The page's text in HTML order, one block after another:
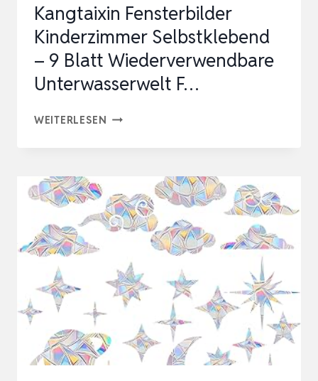
Kangtaixin Fensterbilder
Kinderzimmer Selbstklebend
– 9 Blatt Wiederverwendbare
Unterwasserwelt F…
WEITERLESEN KANGTAIXIN
SELBSTKLEBEND
–
9
WIEDERVERWENDBARE
UNTERWASSERWELT